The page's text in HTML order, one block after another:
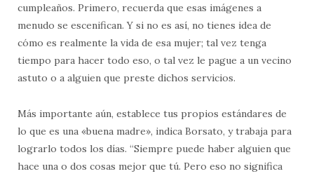
cumpleaños. Primero, recuerda que esas imágenes a
menudo se escenifican. Y si no es así, no tienes idea de
cómo es realmente la vida de esa mujer; tal vez tenga
tiempo para hacer todo eso, o tal vez le pague a un vecino
astuto o a alguien que preste dichos servicios.
Más importante aún, establece tus propios estándares de
lo que es una «buena madre», indica Borsato, y trabaja para
lograrlo todos los días. “Siempre puede haber alguien que
hace una o dos cosas mejor que tú. Pero eso no significa